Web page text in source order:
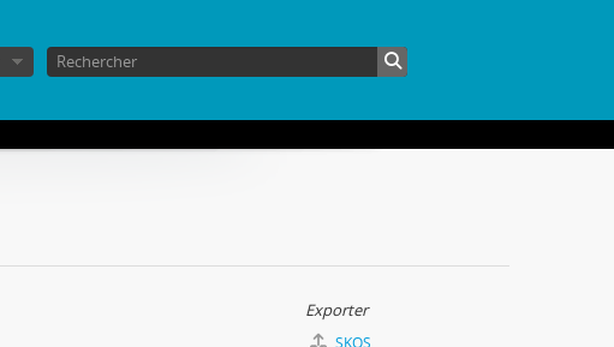
Exporter
SKOS